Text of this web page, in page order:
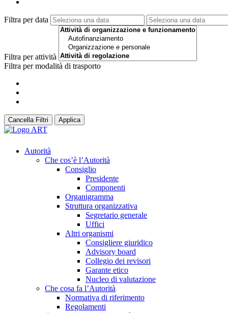
Filtra per data
Filtra per attività
Filtra per modalità di trasporto
Cancella Filtri Applica
Autorità
Che cos’è l’Autorità
Consiglio
Presidente
Componenti
Organigramma
Struttura organizzativa
Segretario generale
Uffici
Altri organismi
Consigliere giuridico
Advisory board
Collegio dei revisori
Garante etico
Nucleo di valutazione
Che cosa fa l’Autorità
Normativa di riferimento
Regolamenti